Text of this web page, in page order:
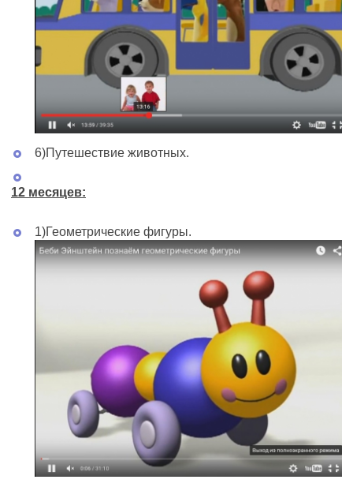
6)Путешествие животных.
12 месяцев:
1)Геометрические фигуры.